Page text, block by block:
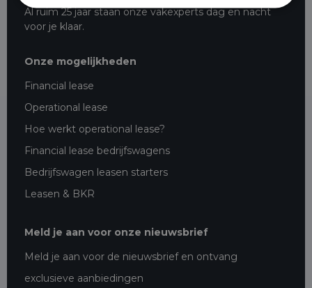
Al ruim 25 jaar staan onze vakexperts dag en nacht
voor je klaar.
Onze mogelijkheden
Financial lease
Operational lease
Hoe werkt operational lease?
Financial lease bedrijfswagens
Bedrijfswagen leasen starters
Leasen & BKR
Meld je aan voor onze nieuwsbrief
Meld je aan voor de nieuwsbrief en ontvang
exclusieve aanbiedingen